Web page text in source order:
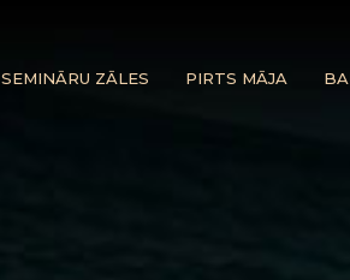
SEMINĀRU ZĀLES PIRTS MĀJA